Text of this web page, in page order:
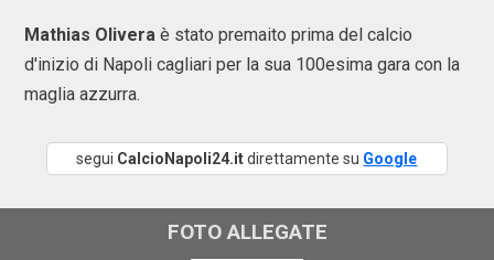
Mathias Olivera è stato premaito prima del calcio
d'inizio di Napoli cagliari per la sua 100esima gara con la
maglia azzurra.
segui CalcioNapoli24.itdirettamente su Google
FOTO ALLEGATE